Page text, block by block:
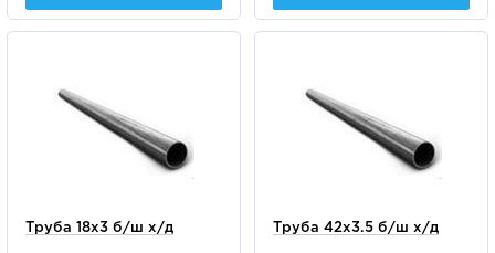
Труба 18х3 б/ш х/д Труба 42х3.5 б/ш х/д